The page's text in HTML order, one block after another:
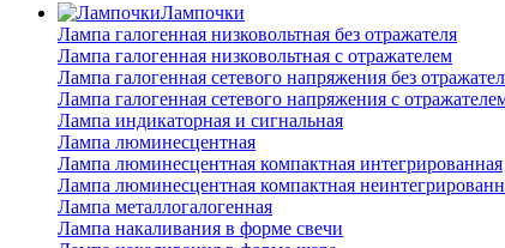
Лампочки
Лампа галогенная низковольтная без отражателя
Лампа галогенная низковольтная с отражателем
Лампа галогенная сетевого напряжения без
Лампа галогенная сетевого напряжения с
Лампа индикаторная и сигнальная
Лампа люминесцентная
Лампа люминесцентная компактная интегрированная
Лампа люминесцентная компактная
Лампа металлогалогенная
Лампа накаливания в форме свечи